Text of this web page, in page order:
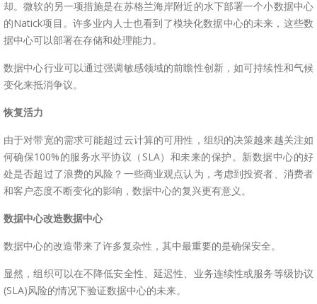
却。微软的另一项措施是在苏格兰海岸附近的水下部署一个小数据中心
的Natick项目。许多业内人士也看到了模块化数据中心的未来，这些数
据中心可以部署在存储和处理能力。
数据中心行业可以通过强调敏感领域的前瞻性创新，如可持续性和气候
变化来抵消争议。
恢复活力
由于对带宽的需求可能超过云计算的可用性，组织的决策越来越关注如
何确保100%的服务水平协议（SLA）和未来的保护。新数据中心的好
处是否超过了浪费的风险？一些商业观点认为，考虑到投资者、消费者
和客户态度不断变化的影响，数据中心的复兴更有意义。
数据中心改造数据中心
数据中心的改造带来了许多复杂性，其中最重要的是确保安全。
显然，组织可以在不降低安全性、延迟性、业务连续性或服务等级协议
(SLA)风险的情况下验证数据中心的未来。